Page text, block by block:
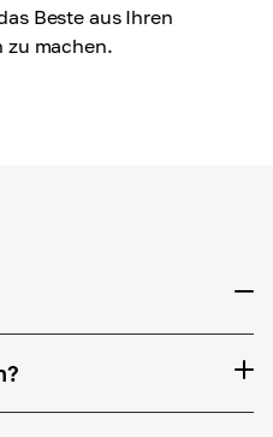
Beste aus Ihren
zu machen.